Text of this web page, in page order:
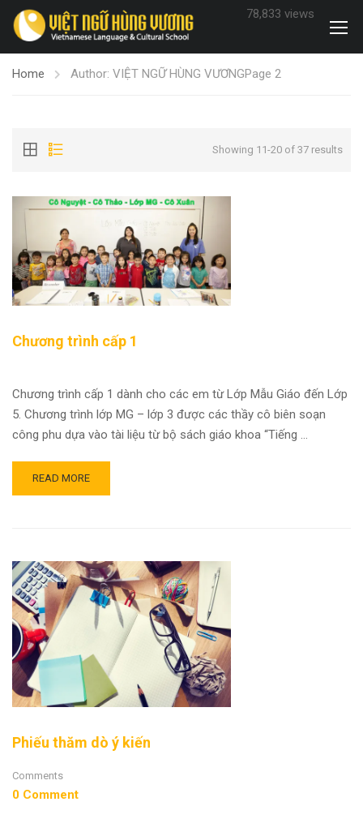
78,833 views
Home Author: VIỆT NGỮ HÙNG VƯƠNGPage 2
Showing 11-20 of 37 results
Chương trình cấp 1
Chương trình cấp 1 dành cho các em từ Lớp Mẫu Giáo đến Lớp
5. Chương trình lớp MG – lớp 3 được các thầy cô biên soạn
công phu dựa vào tài liệu từ bộ sách giáo khoa “Tiếng …
READ MORE
Phiếu thăm dò ý kiến
Comments
0 Comment